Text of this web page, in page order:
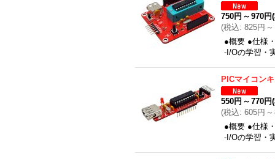
750円 ～ 970円
(税込: 825円 ～
●概要 ●仕様
-I/Oの学習・
PICマイコン
550円 ～ 770円
(税込: 605円 ～
●概要 ●仕様
-I/Oの学習・